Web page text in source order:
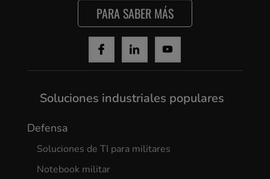
PARA SABER MÁS
Soluciones industriales populares
Defensa
Soluciones de TI para militares
Notebook militar